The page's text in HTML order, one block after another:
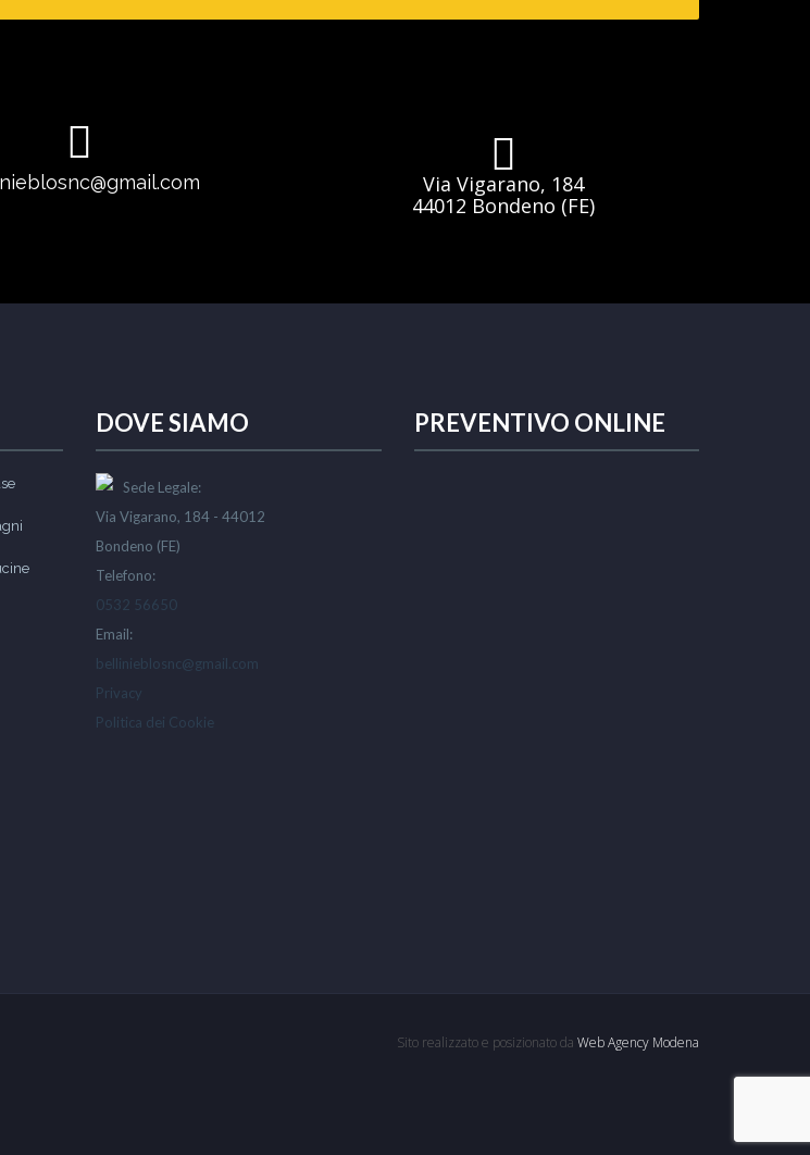
Via Vigarano, 184
44012 Bondeno (FE)
DOVE SIAMO
Sede Legale:
Via Vigarano, 184 - 44012
Bondeno (FE)
Telefono:
0532 56650
Email:
bellinieblosnc@gmail.com
Privacy
Politica dei Cookie
PREVENTIVO ONLINE
Sito realizzato e posizionato da Web Agency Modena